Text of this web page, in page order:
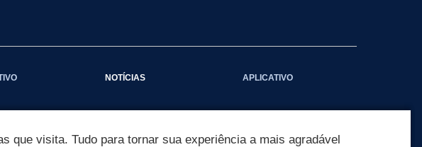
NOTÍCIAS APLICATIVO
que visita. Tudo para tornar sua experiência a mais agradável